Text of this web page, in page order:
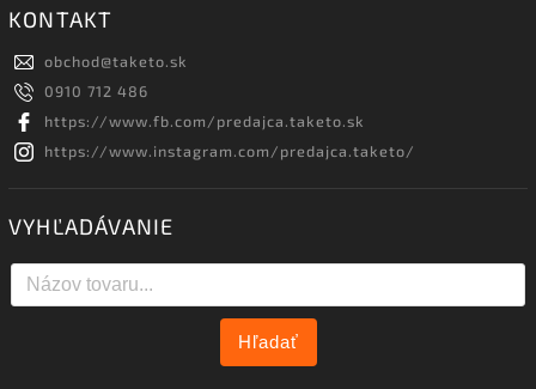
KONTAKT
obchod@taketo.sk
0910 712 486
https://www.fb.com/predajca.taketo.sk
https://www.instagram.com/predajca.taketo/
VYHĽADÁVANIE
Hľadať